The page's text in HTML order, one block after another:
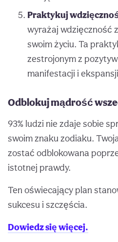
Praktykuj
wyrażaj wdzięczność
swoim życiu. Ta
zestrojonym z
manifestacji i
Odblokuj mądrość
93% ludzi nie zdaje sobie
swoim znaku zodiaku.
zostać odblokowana
istotnej prawdy.
Ten oświecający plan
sukcesu i szczęścia.
Dowiedz się więcej.